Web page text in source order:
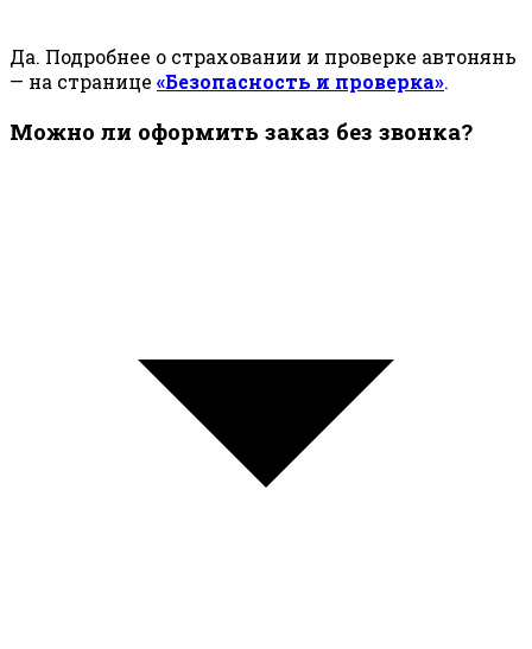
Да. Подробнее о страховании и проверке автонянь
— на странице «Безопасность и проверка».
Можно ли оформить заказ без звонка?